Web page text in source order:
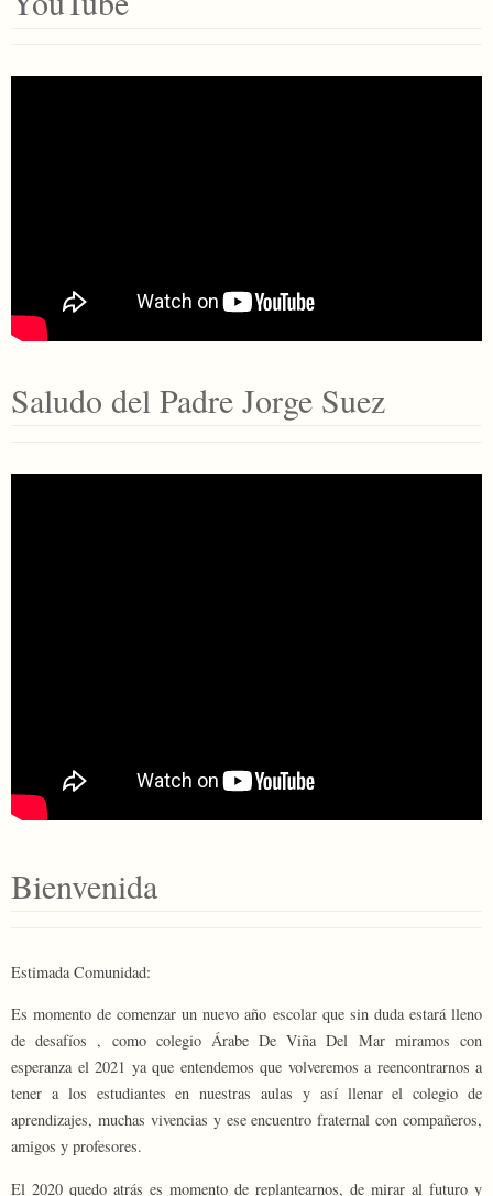
Saludo del Padre Jorge Suez
Bienvenida
Estimada Comunidad:
Es momento de comenzar un nuevo año escolar que sin duda estará lleno
de desafíos , como colegio Árabe De Viña Del Mar miramos con
esperanza el 2021 ya que entendemos que volveremos a reencontrarnos a
tener a los estudiantes en nuestras aulas y así llenar el colegio de
aprendizajes, muchas vivencias y ese encuentro fraternal con compañeros,
amigos y profesores.
El 2020 quedo atrás es momento de replantearnos, de mirar al futuro y